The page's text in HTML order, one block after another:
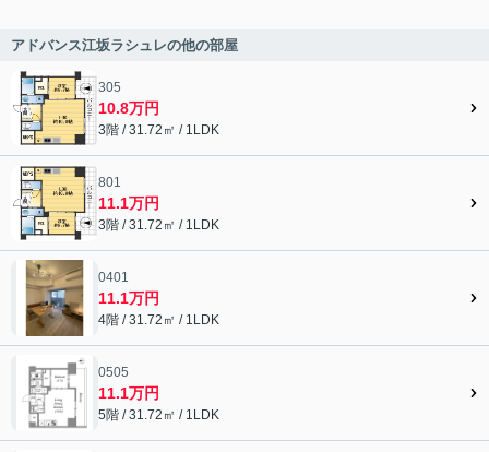
アドバンス江坂ラシュレの他の部屋
305
10.8万円
3階 / 31.72㎡ / 1LDK
801
11.1万円
3階 / 31.72㎡ / 1LDK
0401
11.1万円
4階 / 31.72㎡ / 1LDK
0505
11.1万円
5階 / 31.72㎡ / 1LDK